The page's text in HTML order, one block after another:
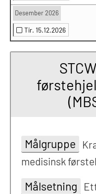
Desember 2026
Tir. 15.12.2026
Målgruppe
medisinsk
Målsetning